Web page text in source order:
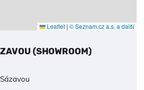
Leaflet | © Seznam.cz a.s. a další
(SHOWROOM)